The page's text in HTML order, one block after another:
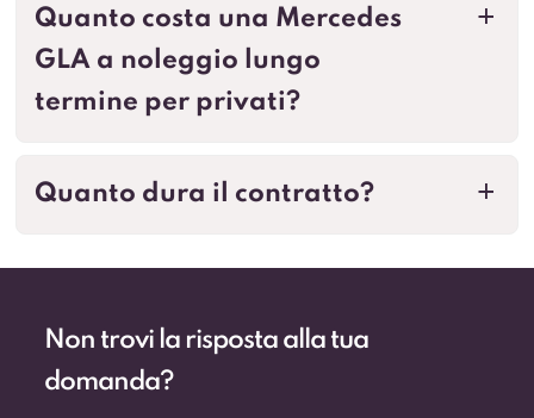
a
Quanto costa una Mercedes
GLA a noleggio lungo
termine per privati?
a
Quanto dura il contratto?
Non trovi la risposta alla tua
domanda?